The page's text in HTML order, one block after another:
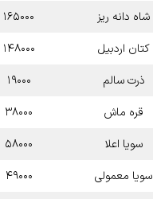
شاه دانه ریز
۱۶۵۰۰۰
کتان اردبیل
۱۴۸۰۰۰
ذرت سالم
۱۹۰۰۰
قره ماش
۳۸۰۰۰
سویا اعلا
۵۸۰۰۰
سویا معمولی
۴۹۰۰۰